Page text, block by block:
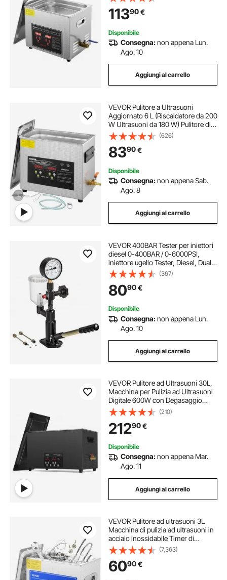
Pulitrice a Ultrasuoni per Gioielli
Occhiali Orologi Laboratorio
11390€
Disponibile
Consegna:non appena Lun.
Ago. 10
Aggiungi al carrello
VEVOR Pulitore a Ultrasuoni
Aggiornato 6 L (Riscaldatore da 200
W Ultrasuoni da 180 W) Pulitore di
Parti a Ultrasuoni da Laboratorio
Digitale con Temporizzatore per
Pulizia di Strumenti di Gioielli
(626)
8390€
Disponibile
Consegna:non appena Sab.
Ago. 8
Aggiungi al carrello
VEVOR 400BAR Tester per iniettori
diesel 0-400BAR / 0-6000PSI,
iniettore ugello Tester, Diesel, Dual
Size Pressure Gauge Adjusts
Injector Nozzle Pressure
(367)
8090€
Disponibile
Consegna:non appena Lun.
Ago. 10
Aggiungi al carrello
VEVOR Pulitore ad Ultrasuoni 30L,
Macchina per Pulizia ad Ultrasuoni
Digitale 600W con Degasaggio
Modalità Delicata, Pulitore ad
Ultrasuoni Industriale da 40kHz con
Timer e Riscaldatore per Gioielli
(210)
21290€
Disponibile
Consegna:non appena Mar.
Ago. 11
Aggiungi al carrello
VEVOR Pulitore ad ultrasuoni 3L
Macchina di pulizia ad ultrasuoni in
acciaio inossidabile Timer di
riscaldamento digitale Pulizia gioielli
per uso domestico personale
commerciale
(7,363)
6090€